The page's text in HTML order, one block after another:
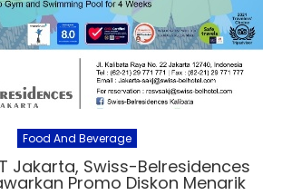
Food And Beverage
Jakarta, Swiss-Belresidences
Promo Diskon Menarik